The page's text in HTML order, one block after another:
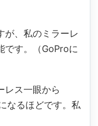
が、私のミラーレ
です。（GoProに
レス一眼から
なるほどです。私